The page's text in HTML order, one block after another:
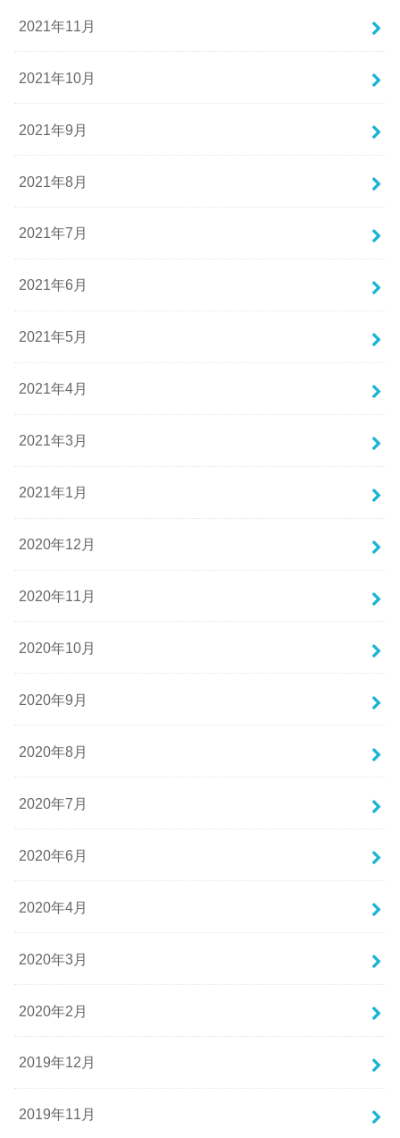
2021年11月
2021年10月
2021年9月
2021年8月
2021年7月
2021年6月
2021年5月
2021年4月
2021年3月
2021年1月
2020年12月
2020年11月
2020年10月
2020年9月
2020年8月
2020年7月
2020年6月
2020年4月
2020年3月
2020年2月
2019年12月
2019年11月